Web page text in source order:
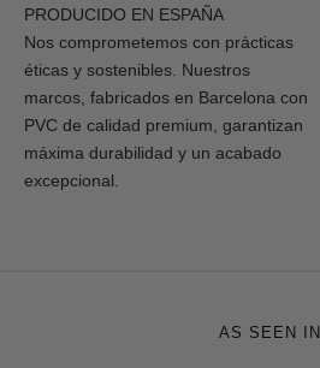
PRODUCIDO EN ESPAÑA
Nos comprometemos con prácticas
éticas y sostenibles. Nuestros
marcos, fabricados en Barcelona con
PVC de calidad premium, garantizan
máxima durabilidad y un acabado
excepcional.
AS SEEN IN